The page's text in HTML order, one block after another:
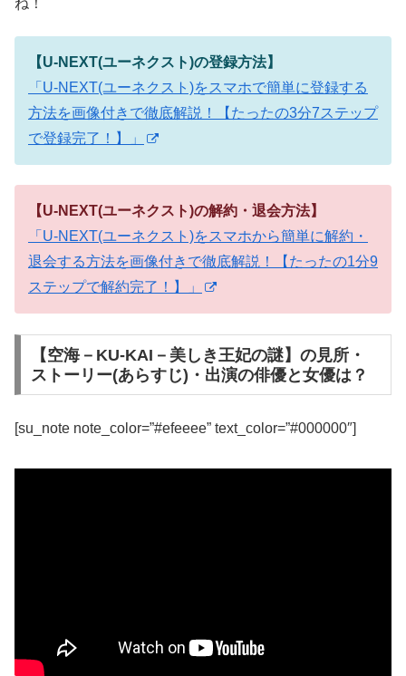
【U-NEXT(ユーネクスト)の登録方法】
「U-NEXT(ユーネクスト)をスマホで簡単に登録する
方法を画像付きで徹底解説！【たったの3分7ステップ
で登録完了！】」
【U-NEXT(ユーネクスト)の解約・退会方法】
「U-NEXT(ユーネクスト)をスマホから簡単に解約・
退会する方法を画像付きで徹底解説！【たったの1分9
ステップで解約完了！】」
【空海－KU-KAI－美しき王妃の謎】の見所・
ストーリー(あらすじ)・出演の俳優と女優は？
[su_note note_color=”#efeeee” text_color=”#000000″]